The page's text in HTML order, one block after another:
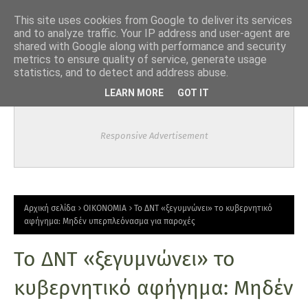
Responsive Advertisement
Αρχική σελίδα ΟΙΚΟΝΟΜΙΑ
Το ΔΝΤ «ξεγυμνώνει» το κυβερνητικό
αφήγημα: Μηδέν υπερπλεόνασμα για παροχές
Το ΔΝΤ «ξεγυμνώνει» το
κυβερνητικό αφήγημα: Μηδέν
This site uses cookies from Google to deliver its services
and to analyze traffic. Your IP address and user-agent are
shared with Google along with performance and security
metrics to ensure quality of service, generate usage
statistics, and to detect and address abuse.
LEARN MORE GOT IT